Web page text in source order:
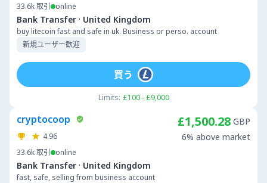
33.6k取引 online
Bank Transfer · United Kingdom
buy litecoin fast and safe in uk. Business or perso. account
新規ユーザー歓迎
Limits: £100 - £9,000
買う
cryptocoop
4.96
33.6k取引 online
Bank Transfer · United Kingdom
fast, safe, selling from business account
£1,500.28 GBP
6% above market